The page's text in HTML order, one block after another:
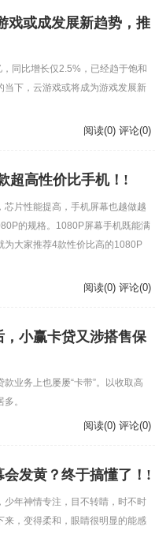
戏或成发展新趋势，推
同比增长仅2.5%，已经趋于饱和
下，云游戏或将成为游戏发展新
阅读(0) 评论(0)
超高性价比手机！!
片性能提高，手机屏幕也越做越
的规格。1080P屏幕手机既能满
为大家推荐4款性价比高的1080P
阅读(0) 评论(0)
小赢卡贷又涉搭售保
业务上也屡屡“卡带”。以收取高
。
阅读(0) 评论(0)
发黄？终于搞懂了！!
年神情专注，目不转睛，时不时
，变得柔和，眼睛很明显的能感